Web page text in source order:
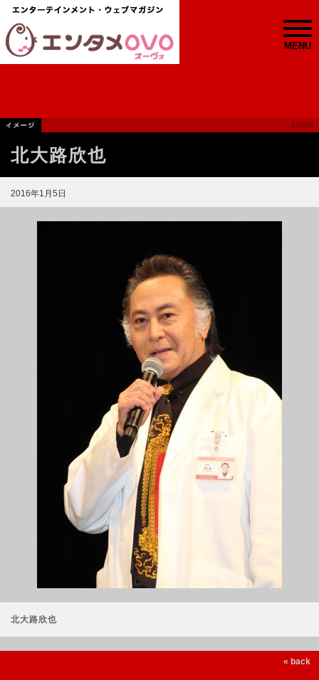
MENU
北大路欣也
2016年1月5日
北大路欣也
« back